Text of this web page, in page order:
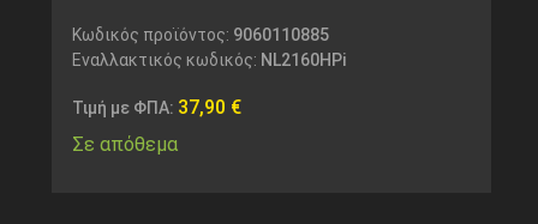
Κωδικός προϊόντος: 9060110885
Εναλλακτικός κωδικός: NL2160HPi
Τιμή με ΦΠΑ: 37,90 €
Σε απόθεμα